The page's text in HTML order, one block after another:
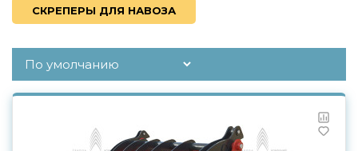
СКРЕПЕРЫ ДЛЯ НАВОЗА